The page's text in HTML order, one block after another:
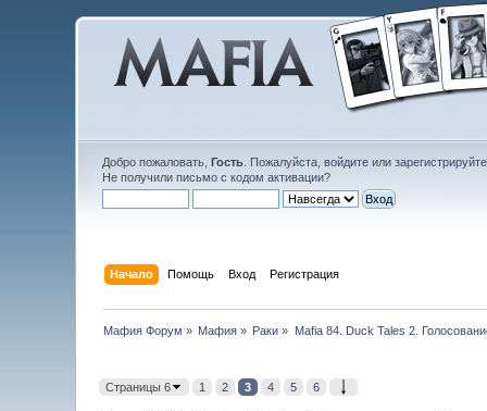
Добро пожаловать, Гость. Пожалуйста, войдитеили
Не получили письмо с кодом активации?
Начало Помощь Вход Регистрация
Мафия Форум » Мафия » Раки » Mafia 84. Duck Tales 2.
Страницы 6 1 2 3 4 5 6